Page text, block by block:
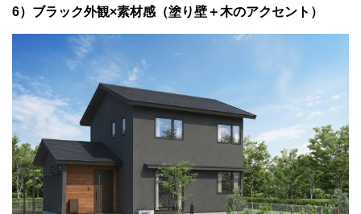
6）ブラック外観×素材感（塗り壁＋木のアクセント）